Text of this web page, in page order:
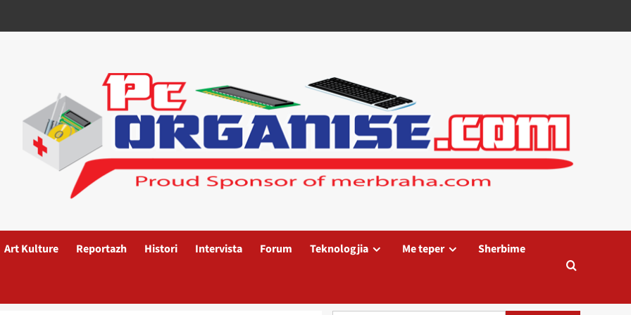
Art Kulture Reportazh Histori Intervista Forum Teknologjia Me teper Sherbime